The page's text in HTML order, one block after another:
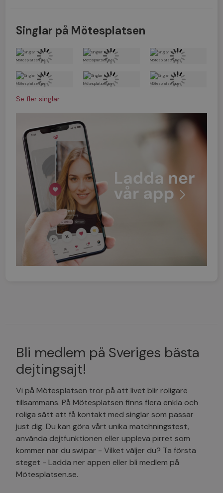
Singlar på Mötesplatsen
Se fler singlar
Bli medlem på Sveriges bästa
dejtingsajt!
Vi på Mötesplatsen tror på att livet blir roligare
tillsammans. På Mötesplatsen finns flera enkla och
roliga sätt att få kontakt med singlar som passar
just dig. Du kan göra vårt unika matchningstest,
använda dejtfunktionen eller uppleva pirret som
kommer när du swipar - Vilket väljer du? Ta första
steget - Ladda ner appen eller bli medlem på
Mötesplatsen.se.